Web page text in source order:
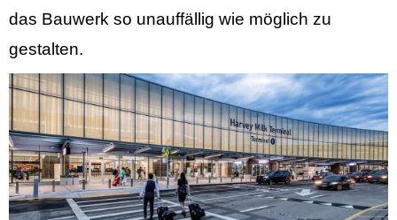
das Bauwerk so unauffällig wie möglich zu
gestalten.